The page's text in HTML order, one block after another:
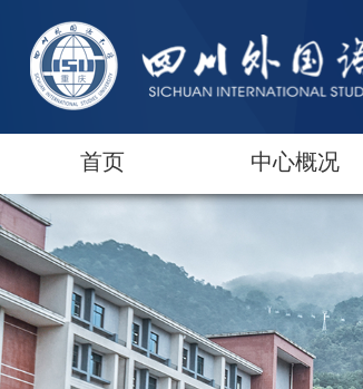
首页 中心概况